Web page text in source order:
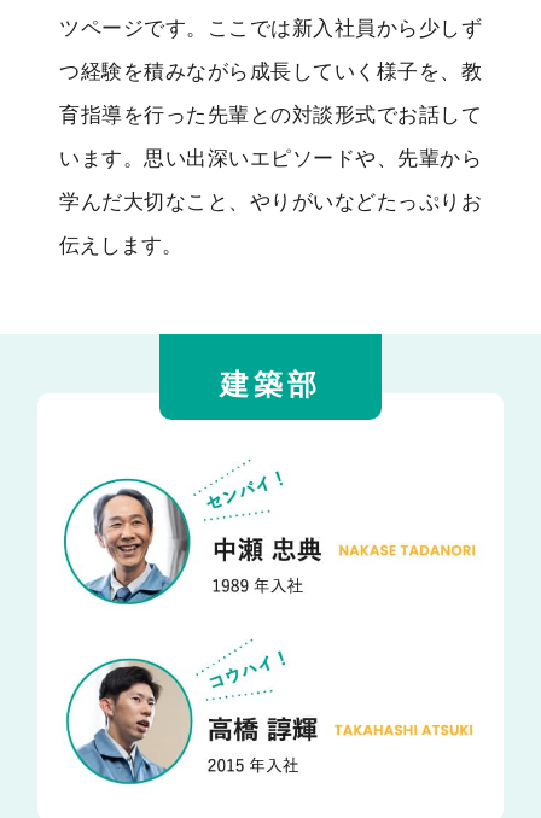
ツページです。ここでは新入社員から少しず
つ経験を積みながら成長していく様子を、教
育指導を行った先輩との対談形式でお話して
います。思い出深いエピソードや、先輩から
学んだ大切なこと、やりがいなどたっぷりお
伝えします。
建築部